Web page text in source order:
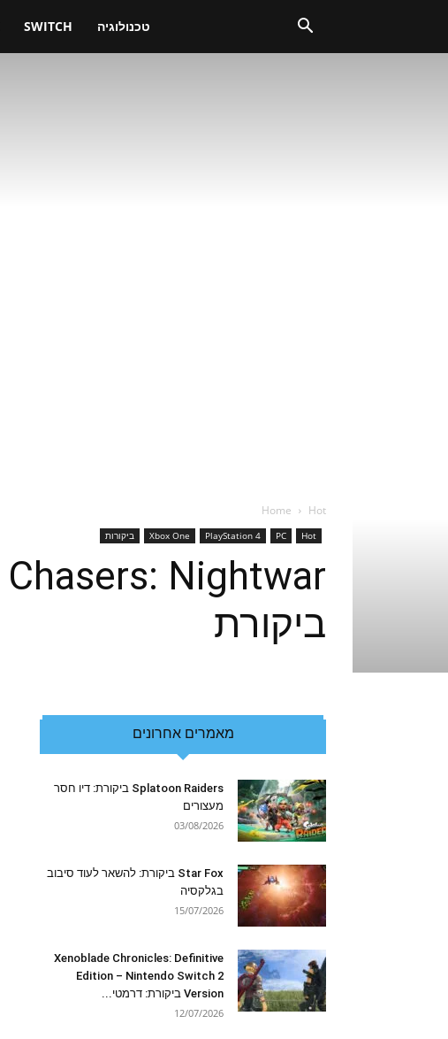
SWITCH טכנולוגיה
Home Hot
Hot
PC
PlayStation 4
Xbox One ביקורות
ביקורת
מאמרים אחרונים
Splatoon Raiders ביקורת: דיו חסר
מעצורים
03/08/2026
Star Fox ביקורת: להשאר לעוד סיבוב
בגלקסיה
15/07/2026
Xenoblade Chronicles: Definitive
Edition – Nintendo Switch 2
Version ביקורת: דרמטי...
12/07/2026